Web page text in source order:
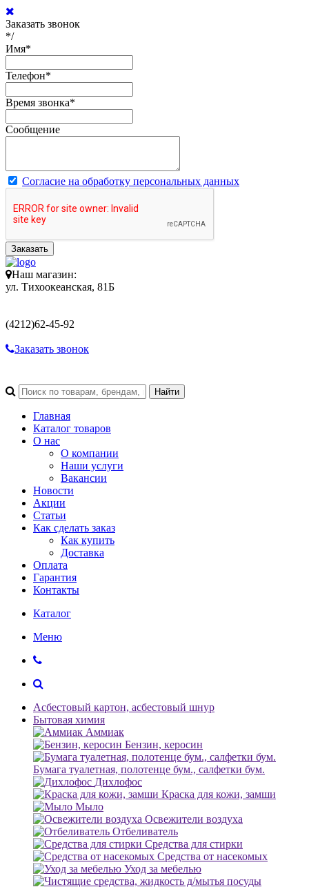
Заказать звонок
*/
Имя*
Телефон*
Время звонка*
Сообщение
Согласие на обработку персональных данных
Заказать
Наш магазин:
ул. Тихоокеанская, 81Б
(4212)62-45-92
Заказать звонок
Главная
Каталог товаров
О нас
О компании
Наши услуги
Вакансии
Новости
Акции
Статьи
Как сделать заказ
Как купить
Доставка
Оплата
Гарантия
Контакты
Каталог
Меню
Асбестовый картон, асбестовый шнур
Бытовая химия
Аммиак
Бензин, керосин
Бумага туалетная, полотенце бум., салфетки бум.
Дихлофос
Краска для кожи, замши
Мыло
Освежители воздуха
Отбеливатель
Средства для стирки
Средства от насекомых
Уход за мебелью